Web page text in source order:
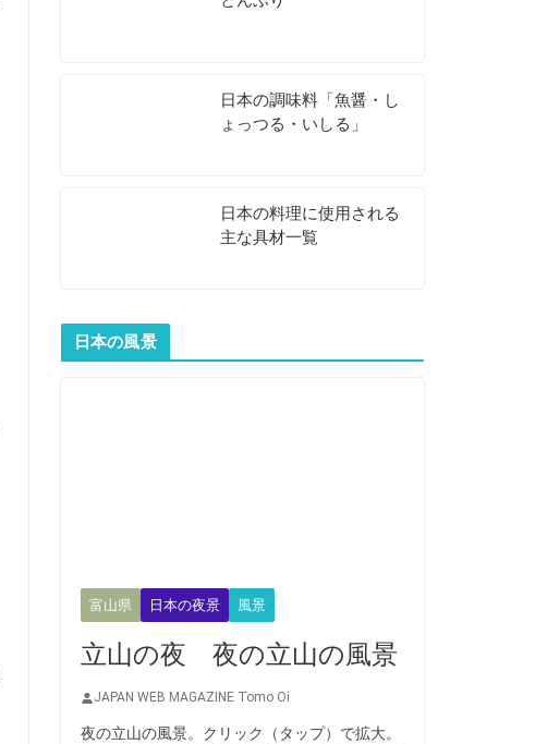
日本の調味料「魚醤・し
ょっつる・いしる」
日本の料理に使用される
主な具材一覧
日本の風景
富山県 日本の夜景 風景
立山の夜 夜の立山の風景
JAPAN WEB MAGAZINE Tomo Oi
夜の立山の風景。クリック（タップ）で拡大。